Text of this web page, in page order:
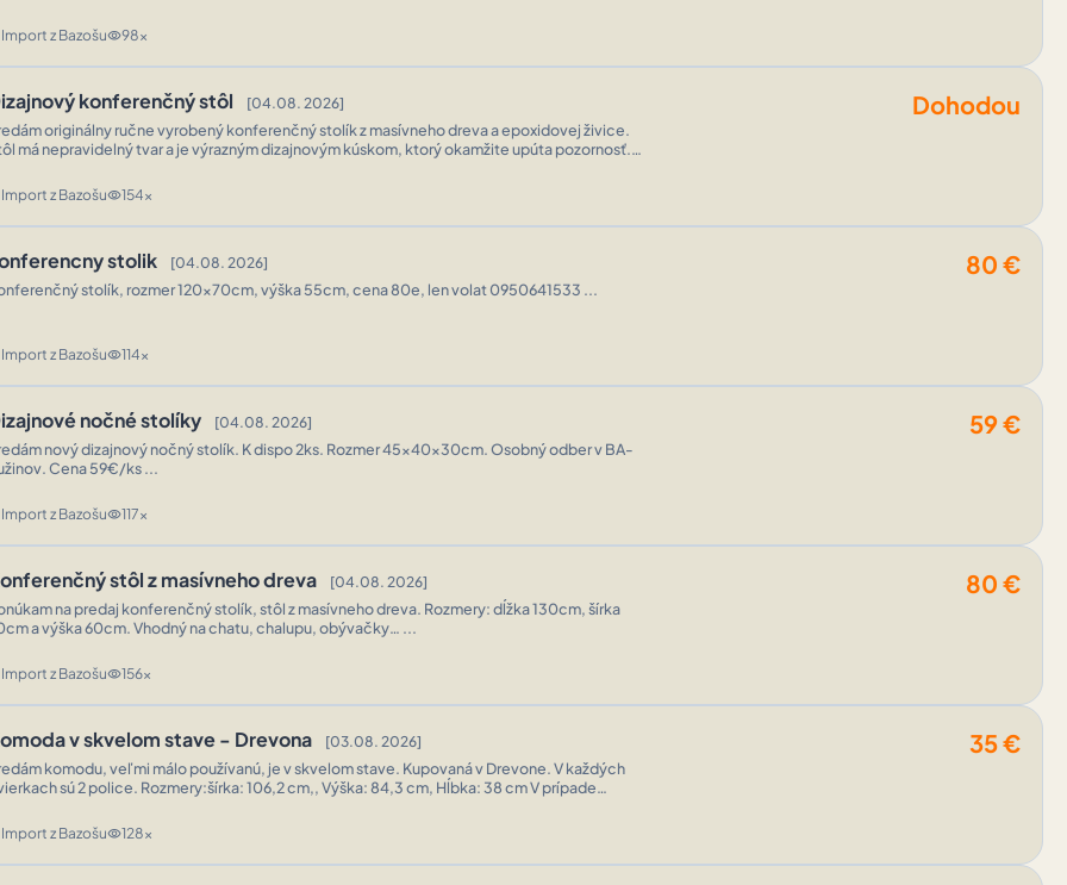
Import z Bazošuvisibility98x
konferenčný stôl [04.08. 2026] Dohodou
originálny ručne vyrobený konferenčný stolík z masívneho dreva a epoxidovej živice.
má nepravidelný tvar a je výrazným dizajnovým kúskom, ktorý okamžite upúta pozornosť.
Import z Bazošuvisibility154x
stolik [04.08. 2026] 80 €
Konferenčný stolík, rozmer 120x70cm, výška 55cm, cena 80e, len volat 0950641533 ...
Import z Bazošuvisibility114x
nočné stolíky [04.08. 2026] 59€
nový dizajnový nočný stolík. K dispo 2ks. Rozmer 45x40x30cm. Osobný odber v BA-
Cena 59€/ks ...
Import z Bazošuvisibility117x
stôl z masívneho dreva [04.08. 2026] 80 €
na predaj konferenčný stolík, stôl z masívneho dreva. Rozmery: dĺžka 130cm, šírka
60cm a výška 60cm. Vhodný na chatu, chalupu, obývačky… ...
Import z Bazošuvisibility156x
v skvelom stave - Drevona [03.08. 2026] 35€
komodu, veľmi málo používanú, je v skvelom stave. Kupovaná v Drevone. V každých
sú 2 police. Rozmery:šírka: 106,2 cm,, Výška: 84,3 cm, Hĺbka: 38 cm V prípade
Import z Bazošuvisibility128x